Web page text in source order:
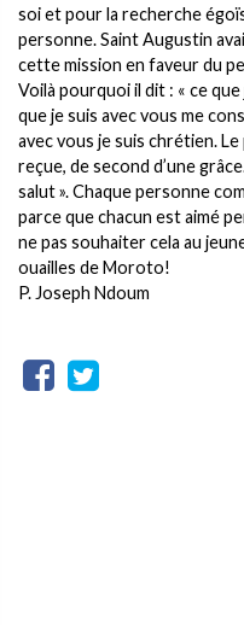
soi et pour la recherche
personne. Saint Augustin
cette mission en faveur du
Voilà pourquoi il dit : « ce
que je suis avec vous me
avec vous je suis chrétien.
reçue, de second d’une
salut ». Chaque personne
parce que chacun est aimé
ne pas souhaiter cela au
ouailles de Moroto!
P. Joseph Ndoum